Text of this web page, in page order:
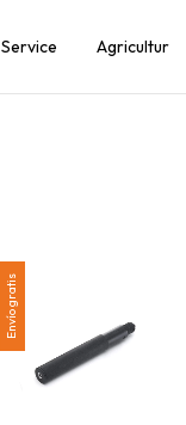
Service Agricultura
Envío gratis